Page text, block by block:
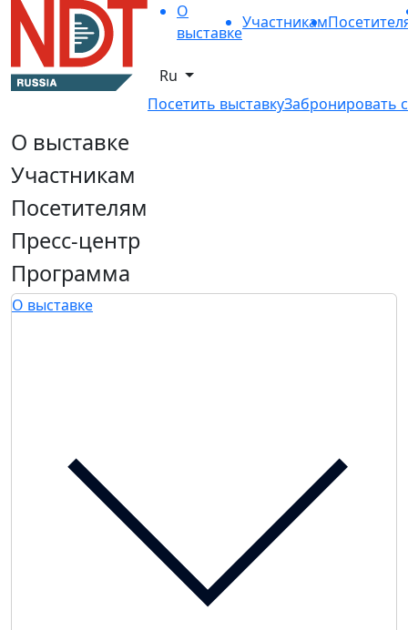
О
выставке
Участникам
Ru
Посетить выставкуЗабронировать
О выставке
Участникам
Посетителям
Пресс-центр
Программа
О выставке